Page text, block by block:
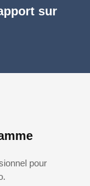
sur
pour